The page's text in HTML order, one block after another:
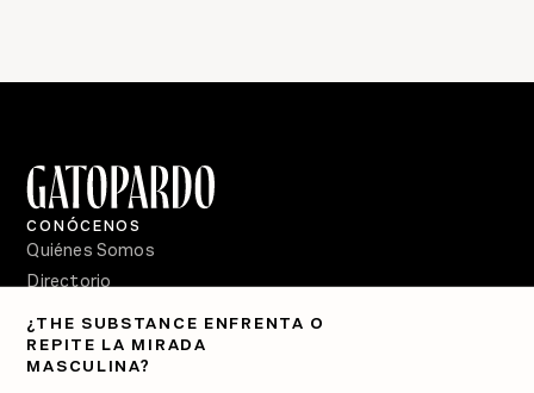
¿THE SUBSTANCE ENFRENTA O
REPITE LA MIRADA
MASCULINA?
CONÓCENOS
Quiénes Somos
Directorio
PÓDCASTS
Semanario Gatopardo